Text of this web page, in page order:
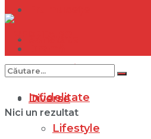
Internațional
Diverse
Lifestyle
Infidelitate
Nici un rezultat